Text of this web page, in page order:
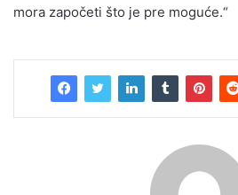
mora započeti što je pre moguće.“